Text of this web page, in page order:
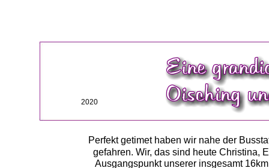
Perfekt getimet haben wir nahe der
gefahren. Wir, das sind heute Christina,
Ausgangspunkt unserer insgesamt
2020